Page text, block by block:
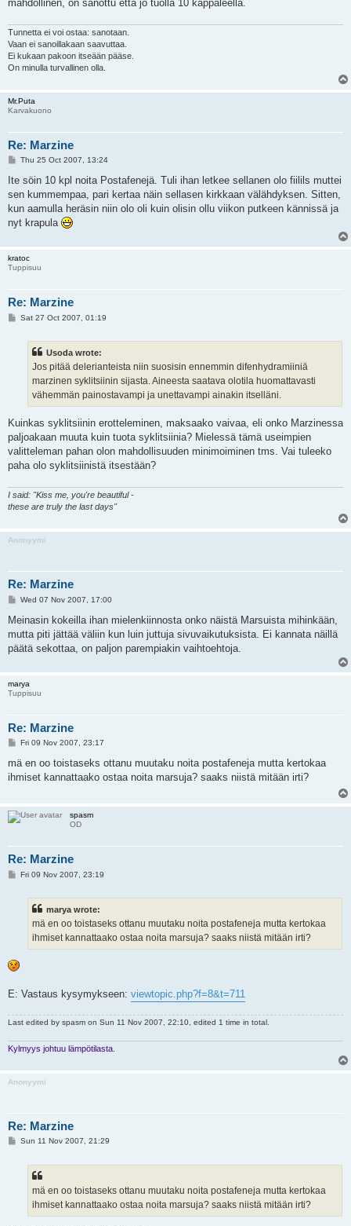
mahdollinen, on sanottu että jo tuolla 10 kappaleella.
Tunnetta ei voi ostaa: sanotaan.
Vaan ei sanoillakaan saavuttaa.
Ei kukaan pakoon itseään pääse.
On minulla turvallinen olla.
Mr.Puta
Karvakuono
Re: Marzine
P
s
Thu 25 Oct 2007, 13:24
Ite söin 10 kpl noita Postafenejä. Tuli ihan letkee sellanen olo fiilils muttei
sen kummempaa, pari kertaa näin sellasen kirkkaan välähdyksen. Sitten,
kun aamulla heräsin niin olo oli kuin olisin ollu viikon putkeen kännissä ja
nyt krapula
kratoc
Tuppisuu
Re: Marzine
PSat 27 Oct 2007, 01:19
Usoda wrote:
Jos pitää delerianteista niin suosisin ennemmin difenhydramiiniä
marzinen syklitsiinin sijasta. Aineesta saatava olotila huomattavasti
vähemmän painostavampi ja unettavampi ainakin itselläni.
Kuinkas syklitsiinin erotteleminen, maksaako vaivaa, eli onko Marzinessa
paljoakaan muuta kuin tuota syklitsiinia? Mielessä tämä useimpien
valitteleman pahan olon mahdollisuuden minimoiminen tms. Vai tuleeko
paha olo syklitsiinistä itsestään?
I said: "Kiss me, you're beautiful -
these are truly the last days"
Anonyymi
Re: Marzine
P
s
Wed 07 Nov 2007, 17:00
Meinasin kokeilla ihan mielenkiinnosta onko näistä Marsuista mihinkään,
mutta piti jättää väliin kun luin juttuja sivuvaikutuksista. Ei kannata näillä
päätä sekottaa, on paljon parempiakin vaihtoehtoja.
marya
Tuppisuu
Re: Marzine
P
s
Fri 09 Nov 2007, 23:17
mä en oo toistaseks ottanu muutaku noita postafeneja mutta kertokaa
ihmiset kannattaako ostaa noita marsuja? saaks niistä mitään irti?
spasm
OD
Re: Marzine
PFri 09 Nov 2007, 23:19
marya wrote:
mä en oo toistaseks ottanu muutaku noita postafeneja mutta kertokaa
ihmiset kannattaako ostaa noita marsuja? saaks niistä mitään irti?
E: Vastaus kysymykseen: viewtopic.php?f=8&t=711
Last edited by spasm on Sun 11 Nov 2007, 22:10, edited 1 time in total.
Kylmyys johtuu lämpötilasta.
Anonyymi
Re: Marzine
PSun 11 Nov 2007, 21:29
mä en oo toistaseks ottanu muutaku noita postafeneja mutta kertokaa
ihmiset kannattaako ostaa noita marsuja? saaks niistä mitään irti?